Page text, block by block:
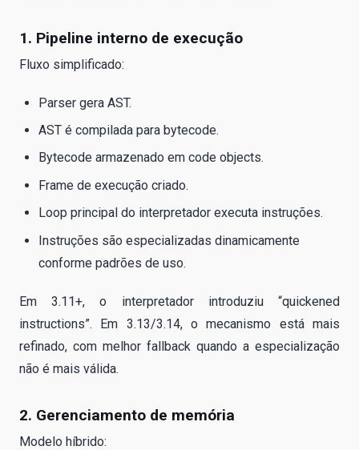
1. Pipeline interno de execução
Fluxo simplificado:
Parser gera AST.
AST é compilada para bytecode.
Bytecode armazenado em code objects.
Frame de execução criado.
Loop principal do interpretador executa instruções.
Instruções são especializadas dinamicamente
conforme padrões de uso.
Em 3.11+, o interpretador introduziu “quickened
instructions”. Em 3.13/3.14, o mecanismo está mais
refinado, com melhor fallback quando a especialização
não é mais válida.
2. Gerenciamento de memória
Modelo híbrido: